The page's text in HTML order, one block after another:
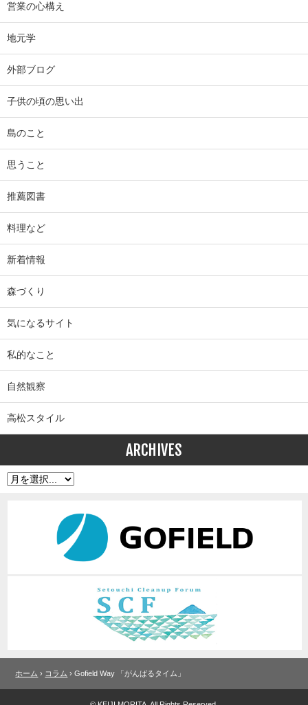
営業の心構え
地元学
外部ブログ
子供の頃の思い出
島のこと
思うこと
推薦図書
料理など
新着情報
森づくり
気になるサイト
私的なこと
自然観察
高松スタイル
ARCHIVES
ホーム › コラム › Gofield Way 「がんばるタイム」